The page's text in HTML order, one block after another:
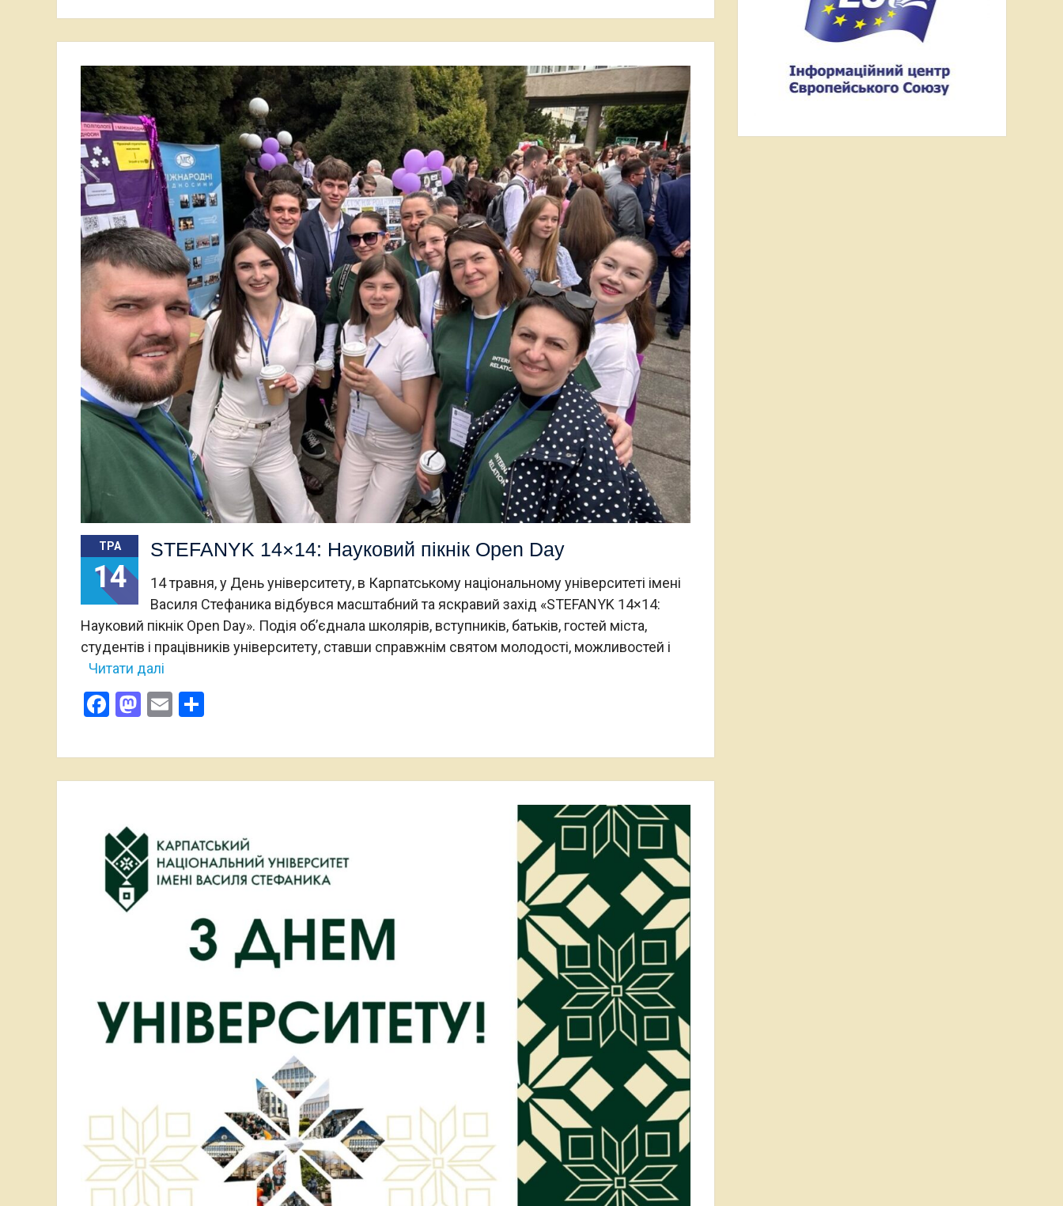
ТРА
14
STEFANYK 14×14: Науковий пікнік Open Day
14 травня, у День університету, в Карпатському національному університеті імені
Василя Стефаника відбувся масштабний та яскравий захід «STEFANYK 14×14:
Науковий пікнік Open Day». Подія об’єднала школярів, вступників, батьків, гостей міста,
студентів і працівників університету, ставши справжнім святом молодості, можливостей і
Читати далі
Facebook
Mastodon
Email